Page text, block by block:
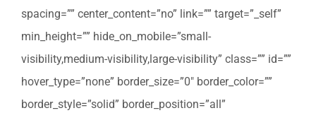
spacing=”” center_content=”no” link=”” target=”_self”
min_height=”” hide_on_mobile=”small-
visibility,medium-visibility,large-visibility” class=”” id=””
hover_type=”none” border_size=”0″ border_color=””
border_style=”solid” border_position=”all”